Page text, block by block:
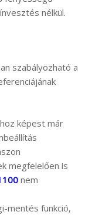
nélkül.
szabályozható a
képest már
megfelelően is
nem
mentés funkció,